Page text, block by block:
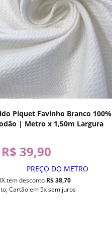
Piquet Favinho Branco 100%
| Metro x 1,50m Largura
R$ 39,90
PREÇO DO METRO
tem desconto R$ 38,70
Cartão em 5x sem juros